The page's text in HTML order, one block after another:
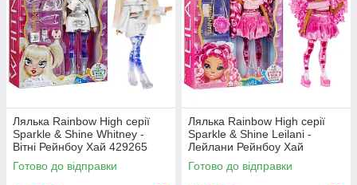
Лялька Rainbow High серії
Sparkle & Shine Whitney -
Вітні Рейнбоу Хай 429265
Готово до відправки
Лялька Rainbow High серії
Sparkle & Shine Leilani -
Лейлани Рейнбоу Хай
429258
Готово до відправки